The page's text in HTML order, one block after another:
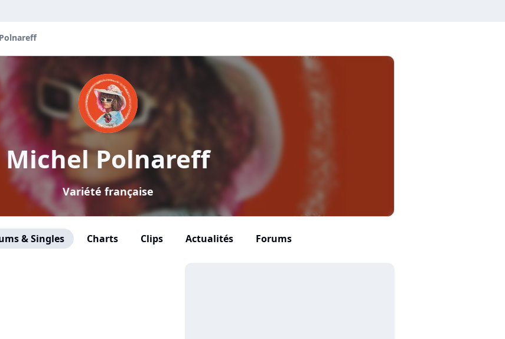
Michel Polnareff
Variété française
& Singles Charts Clips Actualités Forums